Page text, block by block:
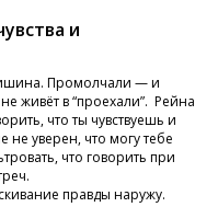
и
Промолчали — и
живёт в “проехали”. Рейна
что ты чувствуешь и
уверен, что могу тебе
что говорить при
правды наружу.